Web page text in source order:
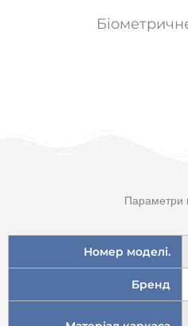
Параметри
Номер моделі.
Бренд